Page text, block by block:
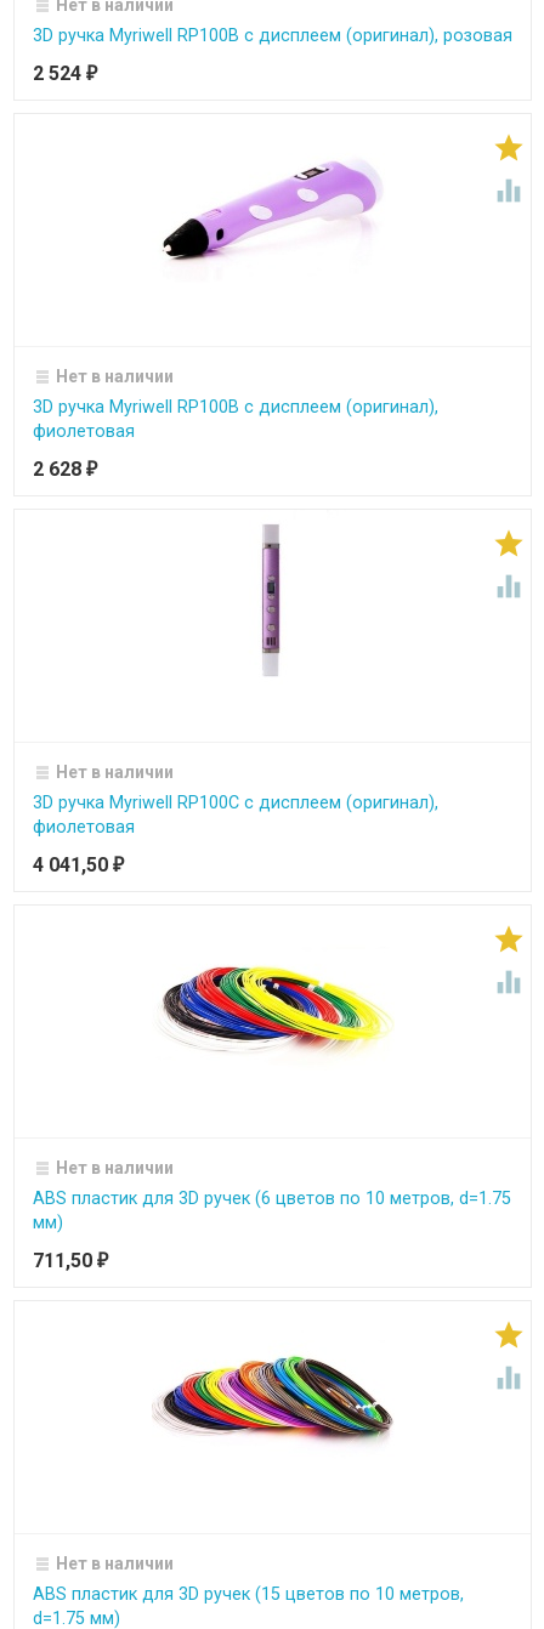
Нет в наличии
3D ручка Myriwell RP100B с дисплеем (оригинал), розовая
2 524 ₽


Нет в наличии
3D ручка Myriwell RP100B с дисплеем (оригинал),
фиолетовая
2 628 ₽


Нет в наличии
3D ручка Myriwell RP100C с дисплеем (оригинал),
фиолетовая
4 041,50 ₽


Нет в наличии
ABS пластик для 3D ручек (6 цветов по 10 метров, d=1.75
мм)
711,50 ₽


Нет в наличии
ABS пластик для 3D ручек (15 цветов по 10 метров,
d=1.75 мм)